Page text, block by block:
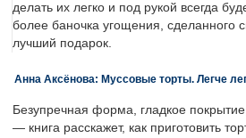
делать их легко и под рукой всегда
более баночка угощения, сделанного
лучший подарок.
Анна Аксёнова: Муссовые торты. Легче
Безупречная форма, гладкое
— книга расскажет, как приготовить